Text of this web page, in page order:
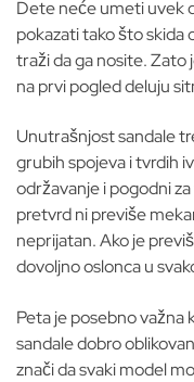
Dete neće umeti uvek
pokazati tako što skida
traži da ga nosite. Zato
na prvi pogled deluju
Unutrašnjost sandale
grubih spojeva i tvrdih
održavanje i pogodni
pretvrd ni previše
neprijatan. Ako je
dovoljno oslonca u
Peta je posebno važna
sandale dobro
znači da svaki model